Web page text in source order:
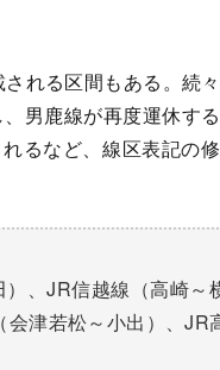
れる区間もある。続
男鹿線が再度運休す
るなど、線区表記の
、JR信越線（高崎～
津若松～小出）、JR